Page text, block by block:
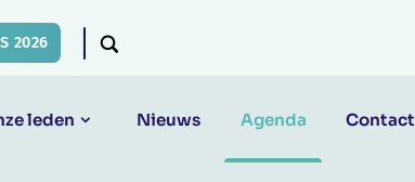
2026
leden Nieuws Agenda Contact